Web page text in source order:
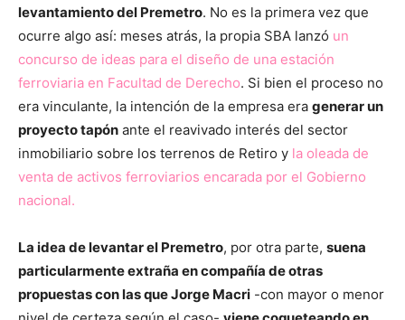
levantamiento del Premetro. No es la primera vez que
ocurre algo así: meses atrás, la propia SBA lanzó un
concurso de ideas para el diseño de una estación
ferroviaria en Facultad de Derecho. Si bien el proceso no
era vinculante, la intención de la empresa era generar un
proyecto tapón ante el reavivado interés del sector
inmobiliario sobre los terrenos de Retiro y la oleada de
venta de activos ferroviarios encarada por el Gobierno
nacional.
La idea de levantar el Premetro, por otra parte, suena
particularmente extraña en compañía de otras
propuestas con las que Jorge Macri -con mayor o menor